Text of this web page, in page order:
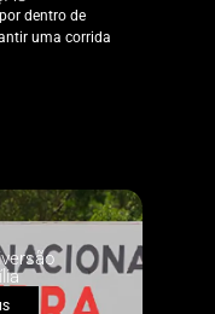
dentro de
uma corrida